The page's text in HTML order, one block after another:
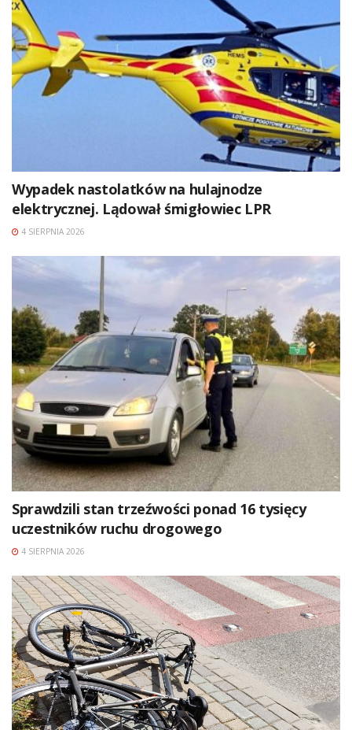
Wypadek nastolatków na hulajnodze
elektrycznej. Lądował śmigłowiec LPR
4 SIERPNIA 2026
Sprawdzili stan trzeźwości ponad 16 tysięcy
uczestników ruchu drogowego
4 SIERPNIA 2026